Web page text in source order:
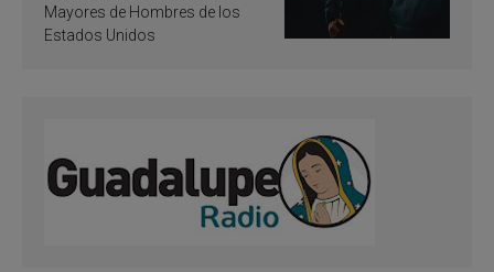
Mayores de Hombres de los
Estados Unidos